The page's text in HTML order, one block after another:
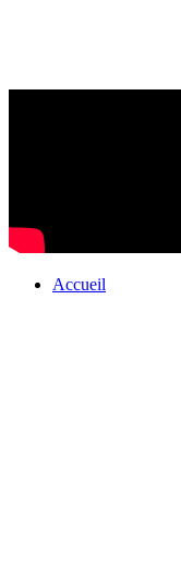
Accueil